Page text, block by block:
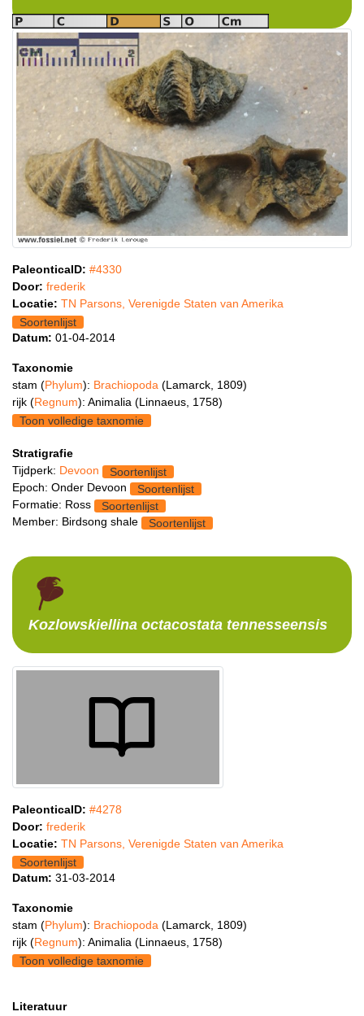
PaleonticaID: #4330
Door: frederik
Locatie: TN Parsons, Verenigde Staten van Amerika
Soortenlijst
Datum: 01-04-2014
Taxonomie
stam (Phylum): Brachiopoda (Lamarck, 1809)
rijk (Regnum): Animalia (Linnaeus, 1758)
Toon volledige taxnomie
Stratigrafie
Tijdperk: Devoon
Soortenlijst
Epoch: Onder Devoon
Soortenlijst
Formatie: Ross
Soortenlijst
Member: Birdsong shale
Soortenlijst
Kozlowskiellina octacostata tennesseensis
PaleonticaID: #4278
Door: frederik
Locatie: TN Parsons, Verenigde Staten van Amerika
Soortenlijst
Datum: 31-03-2014
Taxonomie
stam (Phylum): Brachiopoda (Lamarck, 1809)
rijk (Regnum): Animalia (Linnaeus, 1758)
Toon volledige taxnomie
Literatuur